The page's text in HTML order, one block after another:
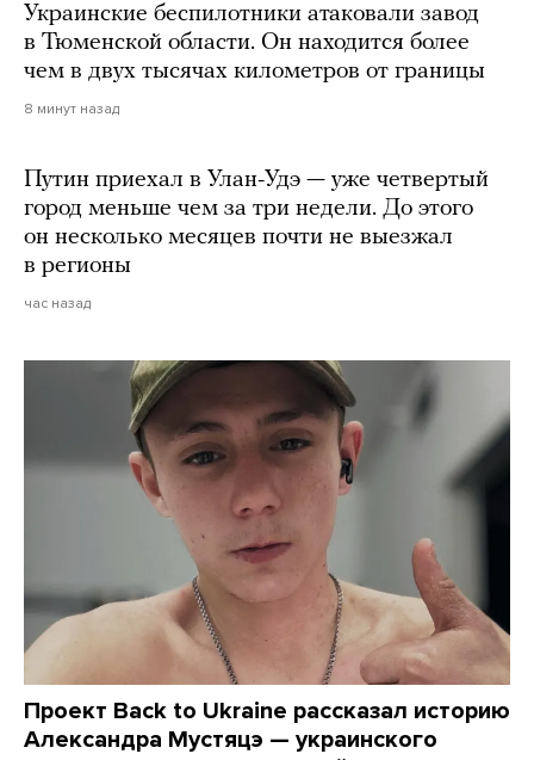
Украинские беспилотники атаковали завод
в Тюменской области. Он находится более
чем в двух тысячах километров от границы
8 минут назад
Путин приехал в Улан-Удэ — уже четвертый
город меньше чем за три недели. До этого
он несколько месяцев почти не выезжал
в регионы
час назад
Проект Back to Ukraine рассказал историю
Александра Мустяцэ — украинского